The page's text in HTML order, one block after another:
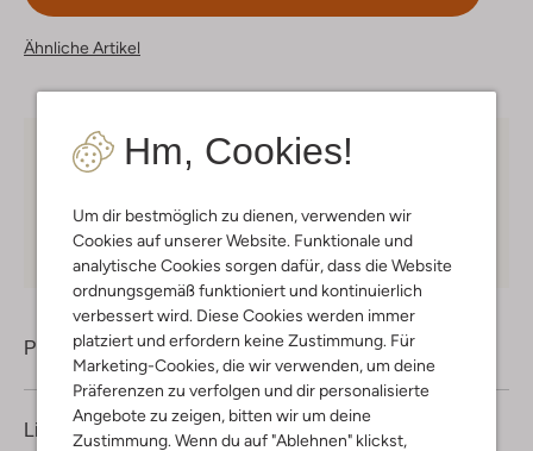
Hm, Cookies!
Um dir bestmöglich zu dienen, verwenden wir
Cookies auf unserer Website. Funktionale und
analytische Cookies sorgen dafür, dass die Website
ordnungsgemäß funktioniert und kontinuierlich
verbessert wird. Diese Cookies werden immer
platziert und erfordern keine Zustimmung. Für
Marketing-Cookies, die wir verwenden, um deine
Präferenzen zu verfolgen und dir personalisierte
Angebote zu zeigen, bitten wir um deine
Zustimmung. Wenn du auf "Ablehnen" klickst,
Ähnliche Artikel
Kostenloser Versandab € 75 für Club-Omoda
Kauf auf Rechnung 30 Tagen Rückgaberecht
Produktinformation
Lieferung & Rückgabe